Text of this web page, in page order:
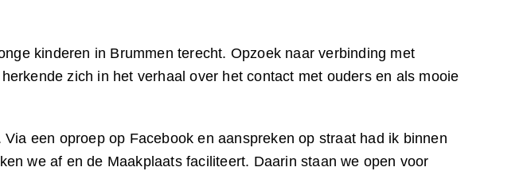
kinderen in Brummen terecht. Opzoek naar verbinding met
zich in het verhaal over het contact met ouders en als mooie
een oproep op Facebook en aanspreken op straat had ik binnen
we af en de Maakplaats faciliteert. Daarin staan we open voor